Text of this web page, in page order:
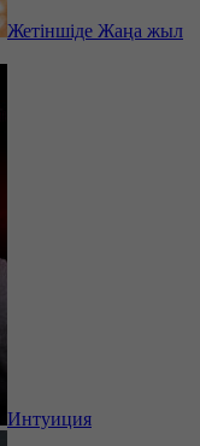
Жетіншіде Жаңа жыл
Интуиция